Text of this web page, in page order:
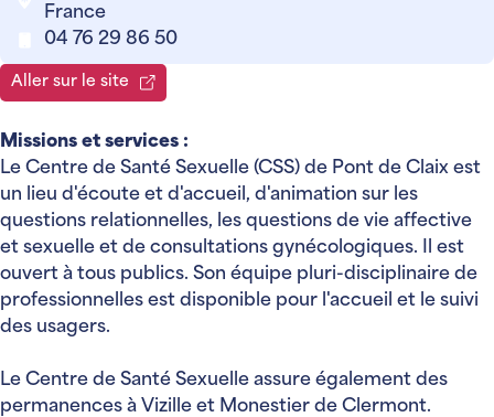
France
04 76 29 86 50
Aller sur le site
Missions et services :
Le Centre de Santé Sexuelle (CSS) de Pont de Claix est
un lieu d'écoute et d'accueil, d'animation sur les
questions relationnelles, les questions de vie affective
et sexuelle et de consultations gynécologiques. Il est
ouvert à tous publics. Son équipe pluri-disciplinaire de
professionnelles est disponible pour l'accueil et le suivi
des usagers.
Le Centre de Santé Sexuelle assure également des
permanences à Vizille et Monestier de Clermont.